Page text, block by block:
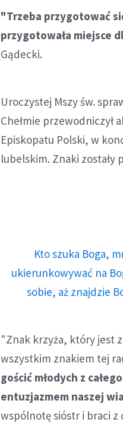
"Trzeba przygotować
przygotowała miejsce
Gądecki.
Uroczystej Mszy św.
Chełmie przewodniczył
Episkopatu Polski, w
lubelskim. Znaki zostały
Kto szuka Boga,
ukierunkowywać na
sobie, aż znajdzie
"Znak krzyża, który jest
wszystkim znakiem tej
gościć młodych z
entuzjazmem naszej
wspólnotę sióstr i braci z